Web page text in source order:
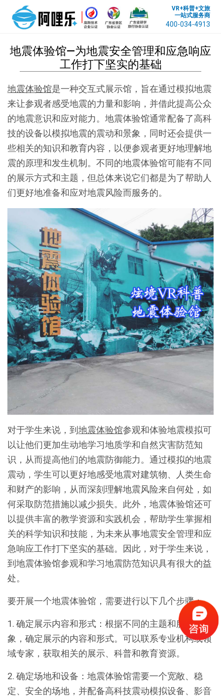
VR+科普+文旅
一站式服务商
400-034-4913
地震体验馆—为地震安全管理和应急响应
工作打下坚实的基础
地震体验馆是一种交互式展示馆，旨在通过模拟地震
来让参观者感受地震的力量和影响，并借此提高公众
的地震意识和应对能力。地震体验馆通常配备了高科
技的设备以模拟地震的震动和景象，同时还会提供一
些相关的知识和教育内容，以便参观者更好地理解地
震的原理和发生机制。不同的地震体验馆可能有不同
的展示方式和主题，但总体来说它们都是为了帮助人
们更好地准备和应对地震风险而服务的。
对于学生来说，到 地震体验馆参观和体验地震模拟可
以让他们更加生动地学习地质学和自然灾害防范知
识，从而提高他们的地震防御能力。通过模拟的地震
震动，学生可以更好地感受地震对建筑物、人类生命
和财产的影响，从而深刻理解地震风险来自何处，如
何采取防范措施以减少损失。此外，地震体验馆还可
以提供丰富的教学资源和实践机会，帮助学生掌握相
关的科学知识和技能，为未来从事地震安全管理和应
急响应工作打下坚实的基础。因此，对于学生来说，
到地震体验馆参观和学习地震防范知识具有很大的益
处。
要开展一个地震体验馆，需要进行以下几个步骤：
1. 确定展示内容和形式：根据不同的主题和服务对
象，确定展示的内容和形式。可以联系专业机构或领
域专家，获取相关的展示、科普和教育资源。
2. 确定场地和设备：地震体验馆需要一个宽敞、稳
定、安全的场地，并配备高科技震动模拟设备、影音